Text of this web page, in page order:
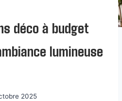
déco à budget
lumineuse
2025